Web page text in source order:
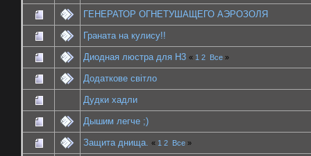
ГЕНЕРАТОР ОГНЕТУШАЩЕГО АЭРОЗОЛЯ
Граната на кулису!!
Диодная люстра для Н3 « 1 2 Все »
Додаткове світло
Дудки хадли
Дышим легче ;)
Защита днища. « 1 2 Все »